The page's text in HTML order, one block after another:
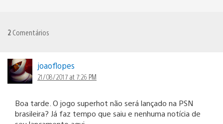
2 Comentários
joaoflopes
21/08/2017 at 7:26 PM
Boa tarde. O jogo superhot não será lançado na PSN
brasileira? Já faz tempo que saiu e nenhuma notícia de